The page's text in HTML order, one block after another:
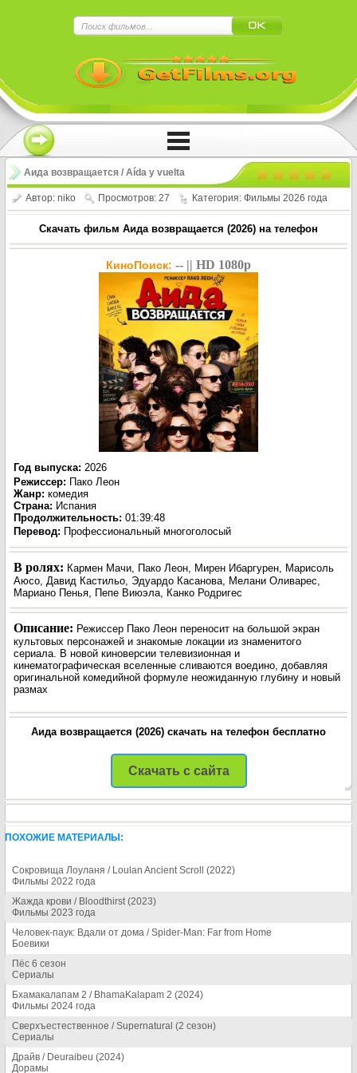
Аида возвращается / Aída y vuelta
(2026)
Автор: niko Просмотров: 27 Категория: Фильмы 2026 года
Скачать фильм Аида возвращается (2026) на телефон
КиноПоиск: -- || HD 1080p
Год выпуска: 2026
Режиссер: Пако Леон
Жанр: комедия
Страна: Испания
Продолжительность: 01:39:48
Перевод: Профессиональный многоголосый
В ролях: Кармен Мачи, Пако Леон, Мирен Ибаргурен, Марисоль
Аюсо, Давид Кастильо, Эдуардо Касанова, Мелани Оливарес,
Мариано Пенья, Пепе Виюэла, Канко Родригес
Описание: Режиссер Пако Леон переносит на большой экран
культовых персонажей и знакомые локации из знаменитого
сериала. В новой киноверсии телевизионная и
кинематографическая вселенные сливаются воедино, добавляя
оригинальной комедийной формуле неожиданную глубину и новый
размах
Аида возвращается (2026) скачать на телефон бесплатно
Нажмите на
!!!Если Вы с телефона сперва нажмите на
троеточие в правом верхнем углу!!!
Скачать с сайта
ПОХОЖИЕ МАТЕРИАЛЫ:
Сокровища Лоуланя / Loulan Ancient Scroll (2022)
Фильмы 2022 года
Жажда крови / Bloodthirst (2023)
Фильмы 2023 года
Человек-паук: Вдали от дома / Spider-Man: Far from Home
Боевики
Пёс 6 сезон
Сериалы
Бхамакалапам 2 / BhamaKalapam 2 (2024)
Фильмы 2024 года
Сверхъестественное / Supernatural (2 сезон)
Сериалы
Драйв / Deuraibeu (2024)
Дорамы